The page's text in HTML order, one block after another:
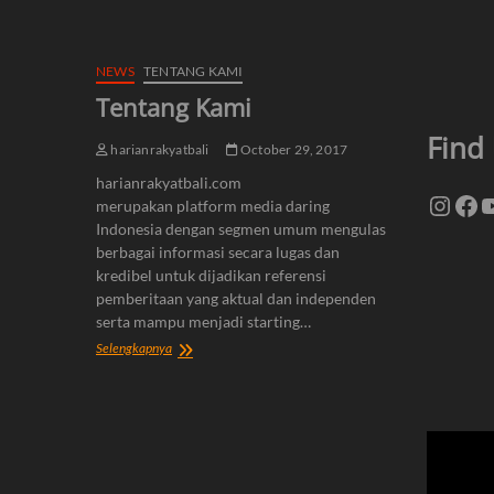
NEWS TENTANG KAMI
Tentang Kami
harianrakyatbali October 29, 2017
harianrakyatbali.com
merupakan platform media daring
Indonesia dengan segmen umum mengulas
berbagai informasi secara lugas dan
kredibel untuk dijadikan referensi
pemberitaan yang aktual dan independen
serta mampu menjadi starting…
SelengkapnyaTentang
Find